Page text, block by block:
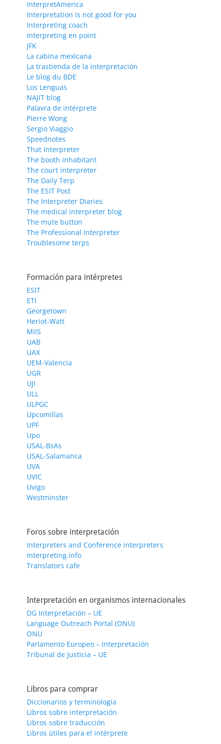
InterpretAmerica
Interpretation is not good for you
Interpreting coach
Interpreting en point
JFK
La cabina mexicana
La trastienda de la interpretación
Le blog du BDE
Los Lenguas
NAJIT blog
Palavra de intérprete
Pierre Wong
Sergio Viaggio
Speednotes
That Interpreter
The booth inhabitant
The court interpreter
The Daily Terp
The ESIT Post
The Interpreter Diaries
The medical interpreter blog
The mute button
The Professional Interpreter
Troublesome terps
Formación para intérpretes
ESIT
ETI
Georgetown
Heriot-Watt
MIIS
UAB
UAX
UEM-Valencia
UGR
UJI
ULL
ULPGC
Upcomillas
UPF
Upo
USAL-BsAs
USAL-Salamanca
UVA
UVIC
Uvigo
Westminster
Foros sobre interpretación
Interpreters and Conference interpreters
Interpreting.info
Translators cafe
Interpretación en organismos internacionales
DG Interpretación – UE
Language Outreach Portal (ONU)
ONU
Parlamento Europeo – Interpretación
Tribunal de Justicia – UE
Libros para comprar
Diccionarios y terminología
Libros sobre interpretación
Libros sobre traducción
Libros útiles para el intérprete